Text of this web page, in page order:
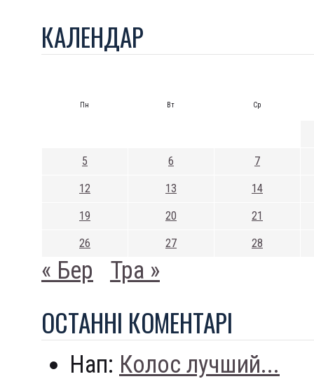
КАЛЕНДАР
Пн Вт Ср
5 6 7
12 13 14
19 20 21
26 27 28
« Бер Тра »
ОСТАННI КОМЕНТАРI
Нап: Колос лучший...